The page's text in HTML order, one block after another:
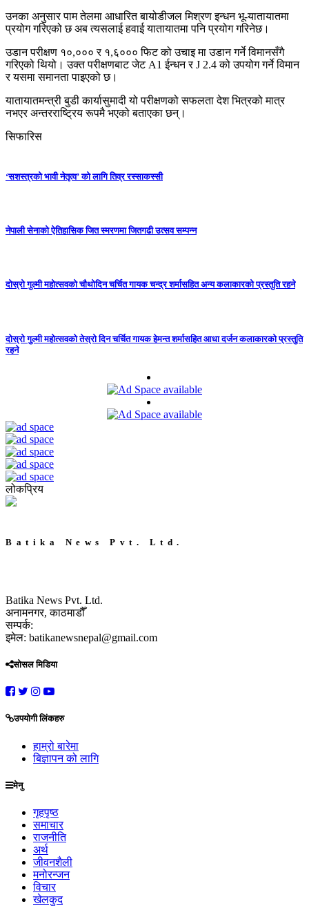
उनका अनुसार पाम तेलमा आधारित बायोडीजल मिश्रण इन्धन भू-यातायातमा
प्रयोग गरिएको छ अब त्यसलाई हवाई यातायातमा पनि प्रयोग गरिनेछ।
उडान परीक्षण १०,००० र १,६००० फिट को उचाइ मा उडान गर्ने विमानसँगै
गरिएको थियो। उक्त परीक्षणबाट जेट A1 ईन्धन र J 2.4 को उपयोग गर्ने विमान
र यसमा समानता पाइएको छ।
यातायातमन्त्री बुडी कार्यासुमादी यो परीक्षणको सफलता देश भित्रको मात्र
नभएर अन्तरराष्ट्रिय रूपमै भएको बताएका छन्।
सिफारिस
‘सशस्त्रको भावी नेतृत्व’ को लागि तिव्र रस्साकस्सी
नेपाली सेनाको ऐतिहासिक जित स्मरणमा जितगढी उत्सव सम्पन्न
दोस्रो गुल्मी महोत्सवको चौथोदिन चर्चित गायक चन्द्र शर्मासहित अन्य कलाकारको प्रस्तुति रहने
दोस्रो गुल्मी महोत्सवको तेस्रो दिन चर्चित गायक हेमन्त शर्मासहित आधा दर्जन कलाकारको प्रस्तुति
रहने
लोकप्रिय
Batika News Pvt. Ltd.
Batika News Pvt. Ltd.
अनामनगर, काठमाडौँ
सम्पर्क:
इमेल: batikanewsnepal@gmail.com
सोसल मिडिया
उपयोगी लिंकहरु
हाम्रो बारेमा
बिज्ञापन को लागि
मेनु
गृहपृष्ठ
समाचार
राजनीति
अर्थ
जीवनशैली
मनोरन्जन
विचार
खेलकुद